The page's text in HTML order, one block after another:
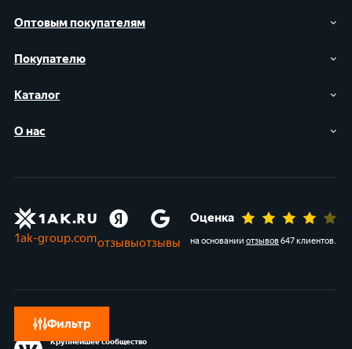
Фильтр
Оптовым покупателям
Покупателю
Каталог
О нас
1ak-group.comотзывыотзывы
Оценка
на основании отзывов647 клиентов.
Крупнейшее сообщество